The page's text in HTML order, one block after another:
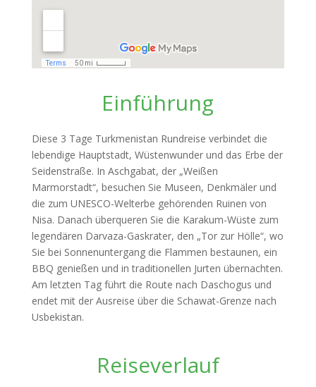
Einführung
Diese 3 Tage Turkmenistan Rundreise verbindet die
lebendige Hauptstadt, Wüstenwunder und das Erbe der
Seidenstraße. In Aschgabat, der „Weißen
Marmorstadt“, besuchen Sie Museen, Denkmäler und
die zum UNESCO-Welterbe gehörenden Ruinen von
Nisa. Danach überqueren Sie die Karakum-Wüste zum
legendären Darvaza-Gaskrater, den „Tor zur Hölle“, wo
Sie bei Sonnenuntergang die Flammen bestaunen, ein
BBQ genießen und in traditionellen Jurten übernachten.
Am letzten Tag führt die Route nach Daschogus und
endet mit der Ausreise über die Schawat-Grenze nach
Usbekistan.
Reiseverlauf